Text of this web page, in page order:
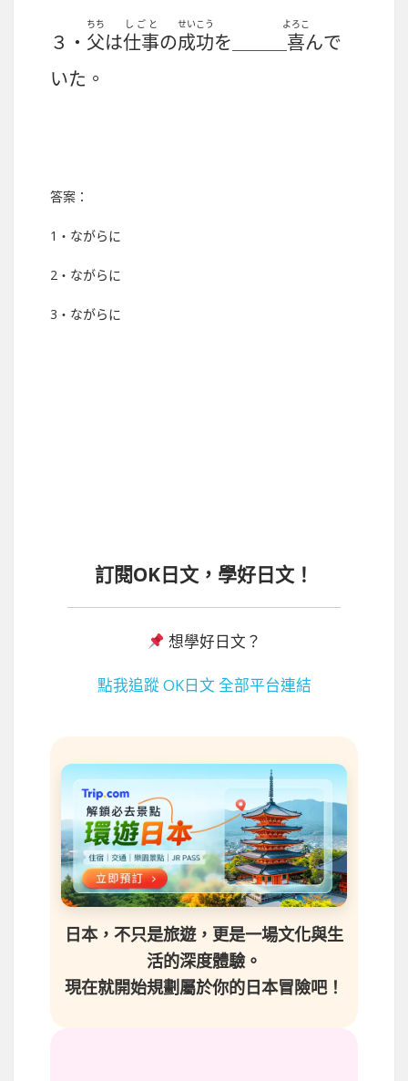
３・ 父
ちち
は仕事
しごと
の成功
せいこう
を＿＿＿ 喜
よろこ
んで
いた。
答案：
1・ながらに
2・ながらに
3・ながらに
訂閱OK日文，學好日文！
想學好日文？
點我追蹤 OK日文 全部平台連結
日本，不只是旅遊，更是一場文化與生
活的深度體驗。
現在就開始規劃屬於你的日本冒險吧！